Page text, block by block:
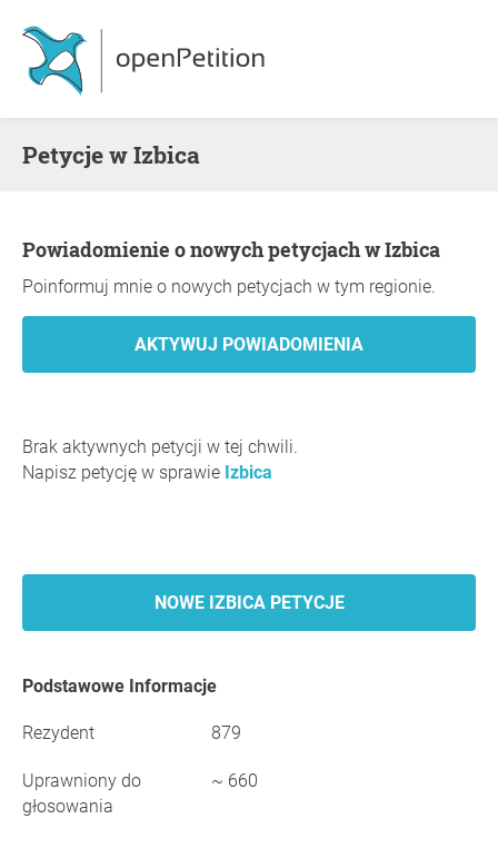
Petycje w Izbica
Powiadomienie o nowych petycjach w Izbica
Poinformuj mnie o nowych petycjach w tym regionie.
Brak aktywnych petycji w tej chwili.
Napisz petycję w sprawie Izbica
NOWE IZBICA PETYCJE
Podstawowe Informacje
Rezydent 879
Uprawniony do
głosowania
~ 660